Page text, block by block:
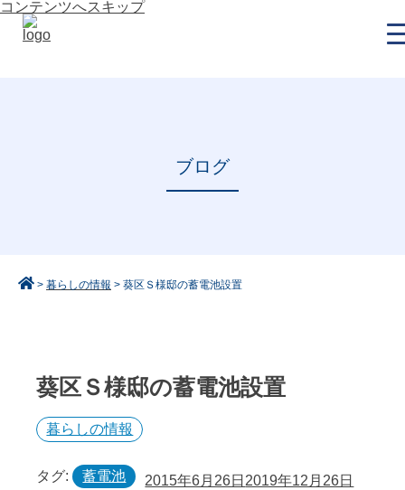
コンテンツへスキップ
ブログ
> 暮らしの情報 > 葵区Ｓ様邸の蓄電池設置
葵区Ｓ様邸の蓄電池設置
暮らしの情報
タグ: 蓄電池 2015年6月26日 2019年12月26日